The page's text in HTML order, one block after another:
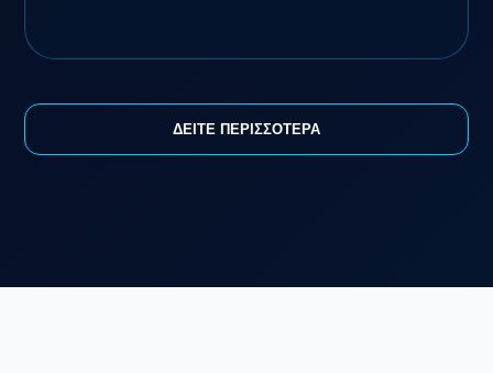
ΔΕΙΤΕ ΠΕΡΙΣΣΟΤΕΡΑ